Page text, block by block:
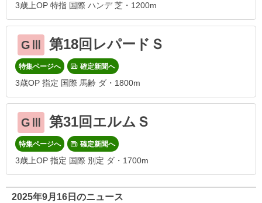
3歳上OP 特指 国際 ハンデ 芝・1200m
GⅢ 第18回レパードＳ
特集ページへ 確定新聞へ
3歳OP 指定 国際 馬齢 ダ・1800m
GⅢ 第31回エルムＳ
特集ページへ 確定新聞へ
3歳上OP 指定 国際 別定 ダ・1700m
2025年9月16日のニュース